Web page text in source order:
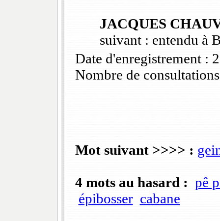
JACQUES
suivant : entendu à
Date d'enregistrement :
Nombre de
Mot suivant >>>> :
4 mots au hasard : pê
épibosser cabane